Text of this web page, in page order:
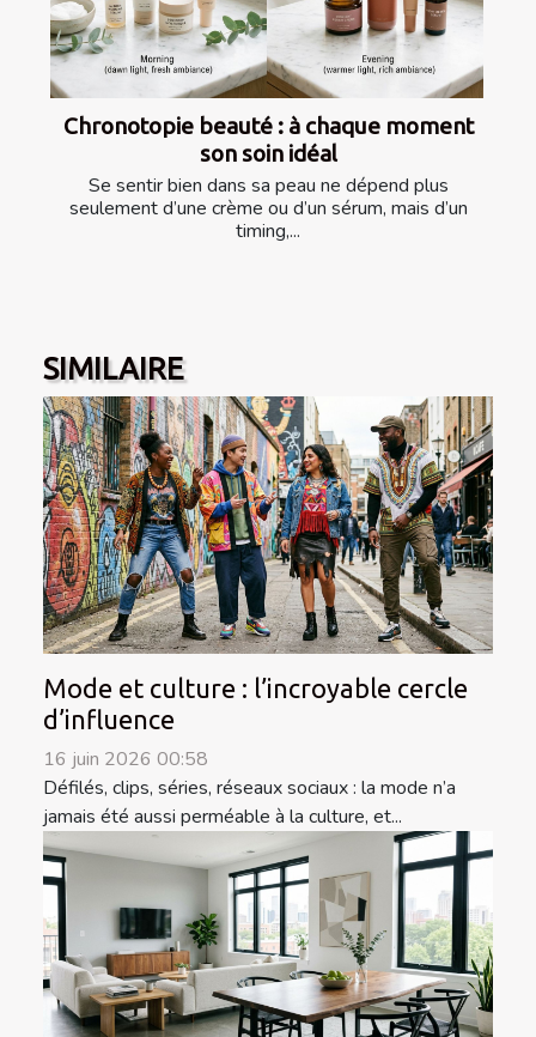
Chronotopie beauté : à chaque moment
son soin idéal
Se sentir bien dans sa peau ne dépend plus
seulement d’une crème ou d’un sérum, mais d’un
timing,...
SIMILAIRE
Mode et culture : l’incroyable cercle
d’influence
16 juin 2026 00:58
Défilés, clips, séries, réseaux sociaux : la mode n’a
jamais été aussi perméable à la culture, et...